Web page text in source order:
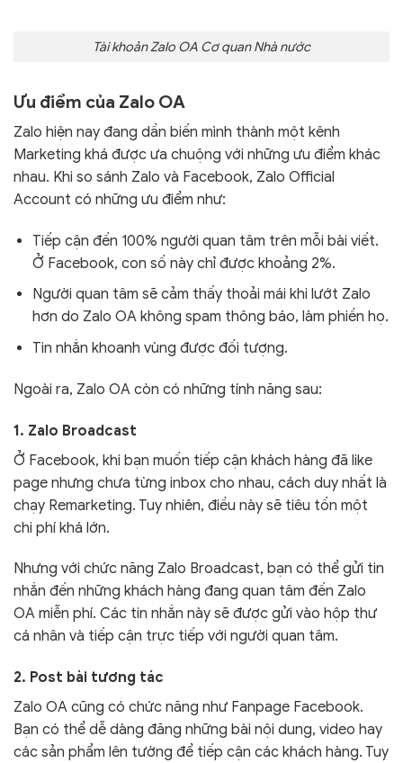
Tài khoản Zalo OA Cơ quan Nhà nước
Ưu điểm của Zalo OA
Zalo hiện nay đang dần biến mình thành một kênh
Marketing khá được ưa chuộng với những ưu điểm khác
nhau. Khi so sánh Zalo và Facebook, Zalo Official
Account có những ưu điểm như:
Tiếp cận đến 100% người quan tâm trên mỗi bài viết.
Ở Facebook, con số này chỉ được khoảng 2%.
Người quan tâm sẽ cảm thấy thoải mái khi lướt Zalo
hơn do Zalo OA không spam thông báo, làm phiền họ.
Tin nhắn khoanh vùng được đối tượng.
Ngoài ra, Zalo OA còn có những tính năng sau:
1. Zalo Broadcast
Ở Facebook, khi bạn muốn tiếp cận khách hàng đã like
page nhưng chưa từng inbox cho nhau, cách duy nhất là
chạy Remarketing. Tuy nhiên, điều này sẽ tiêu tốn một
chi phí khá lớn.
Nhưng với chức năng Zalo Broadcast, bạn có thể gửi tin
nhắn đến những khách hàng đang quan tâm đến Zalo
OA miễn phí. Các tin nhắn này sẽ được gửi vào hộp thư
cá nhân và tiếp cận trực tiếp với người quan tâm.
2. Post bài tương tác
Zalo OA cũng có chức năng như Fanpage Facebook.
Bạn có thể dễ dàng đăng những bài nội dung, video hay
các sản phẩm lên tường để tiếp cận các khách hàng. Tuy